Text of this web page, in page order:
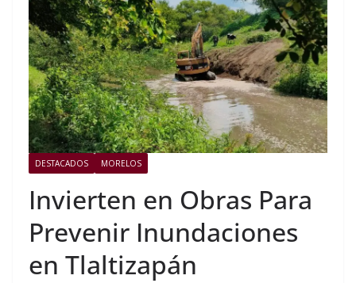
DESTACADOS MORELOS
Invierten en Obras Para
Prevenir Inundaciones
en Tlaltizapán